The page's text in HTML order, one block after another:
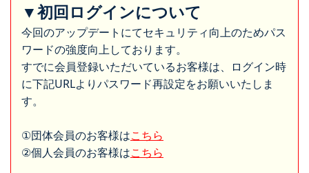
▼初回ログインについて
今回のアップデートにてセキュリティ向上のためパス
ワードの強度向上しております。
すでに会員登録いただいているお客様は、ログイン時
に下記URLよりパスワード再設定をお願いいたしま
す。
①団体会員のお客様はこちら
②個人会員のお客様はこちら